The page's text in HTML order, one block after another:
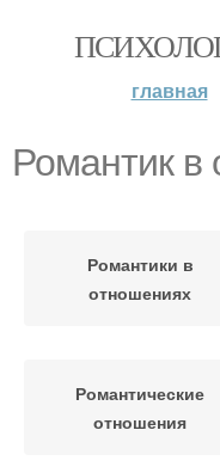
главная
Романтик в
Романтики в
отношениях
Романтические
отношения